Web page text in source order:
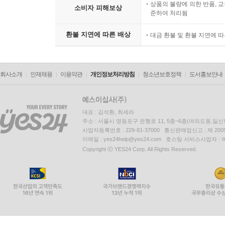
소비자 피해보상
상품의 불량에 의한 반품,
준하여 처리됨
환불 지연에 따른 배상 대금 환불 및 환불 지연에
회사소개 인재채용 이용약관 개인정보처리방침 청소년보호정책 도서홍보안내
대표 : 김석환, 최세라
주소 : 서울시 영등포구 은행로 11, 5층~6층(여의도동,일신
사업자등록번호 : 229-81-37000 통신판매업신고 : 제
이메일 : yes24help@yes24.com 호스팅 서비스사업자 :
Copyright ⓒ YES24 Corp. All Rights Reserved.